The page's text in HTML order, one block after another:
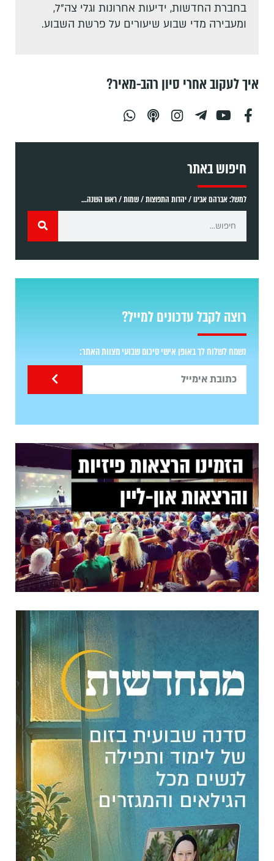
בחברת החדשות, ידיעות אחרונות וגלי צה"ל,
ומעבירה מדי שבוע שיעורים על פרשת השבוע.
איך לעקוב אחרי סיון רהב-מאיר?
חיפוש באתר
למשל: אברהם אבינו / יהדות התפוצות / שמות / ראש השנה...
רוצה לקבל עדכונים למייל?
נשמח לשלוח לך באופן אישי סיכום שבועי מצוות האתר: